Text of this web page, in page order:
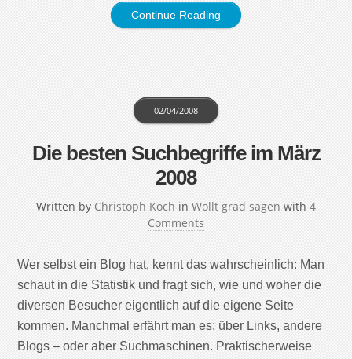
Continue Reading
Die besten Suchbegriffe im März
2008
Written by Christoph Koch
02/04/2008
in Wollt grad sagen with 4
Comments
Wer selbst ein Blog hat, kennt das wahrscheinlich: Man
schaut in die Statistik und fragt sich, wie und woher die
diversen Besucher eigentlich auf die eigene Seite
kommen. Manchmal erfährt man es: über Links, andere
Blogs – oder aber Suchmaschinen. Praktischerweise